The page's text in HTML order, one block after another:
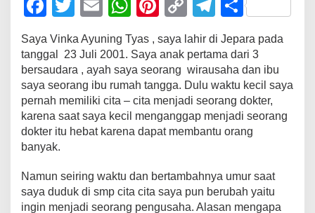
F
a
c
e
b
o
o
T
wi
tt
er
E
m
ail
W
h
at
s
A
p
p
Pi
er
e
st
C
o
p
y
Li
n
k
T
el
e
gr
a
m
S
ar
e
Saya Vinka Ayuning Tyas , saya lahir di Jepara pada
tanggal 23 Juli 2001. Saya anak pertama dari 3
bersaudara , ayah saya seorang wirausaha dan ibu
saya seorang ibu rumah tangga. Dulu waktu kecil saya
pernah memiliki cita – cita menjadi seorang dokter,
karena saat saya kecil menganggap menjadi seorang
dokter itu hebat karena dapat membantu orang
banyak.
Namun seiring waktu dan bertambahnya umur saat
saya duduk di smp cita cita saya pun berubah yaitu
ingin menjadi seorang pengusaha. Alasan mengapa